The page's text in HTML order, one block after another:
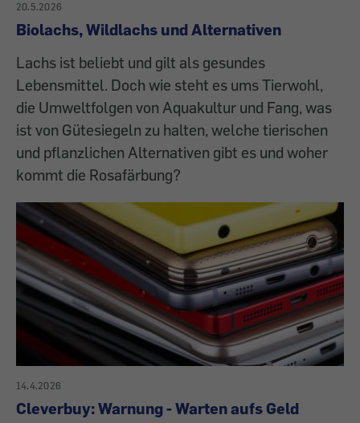
20.5.2026
Biolachs, Wildlachs und Alternativen
Lachs ist beliebt und gilt als gesundes
Lebensmittel. Doch wie steht es ums Tierwohl,
die Umweltfolgen von Aquakultur und Fang, was
ist von Gütesiegeln zu halten, welche tierischen
und pflanzlichen Alternativen gibt es und woher
kommt die Rosafärbung?
14.4.2026
Cleverbuy: Warnung - Warten aufs Geld